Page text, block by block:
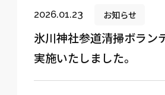
2026.01.23 お知らせ
氷川神社参道清掃ボラン
実施いたしました。